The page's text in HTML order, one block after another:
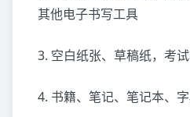
其他电子书写工具
3. 空白纸张、草稿纸，考
4. 书籍、笔记、笔记本、